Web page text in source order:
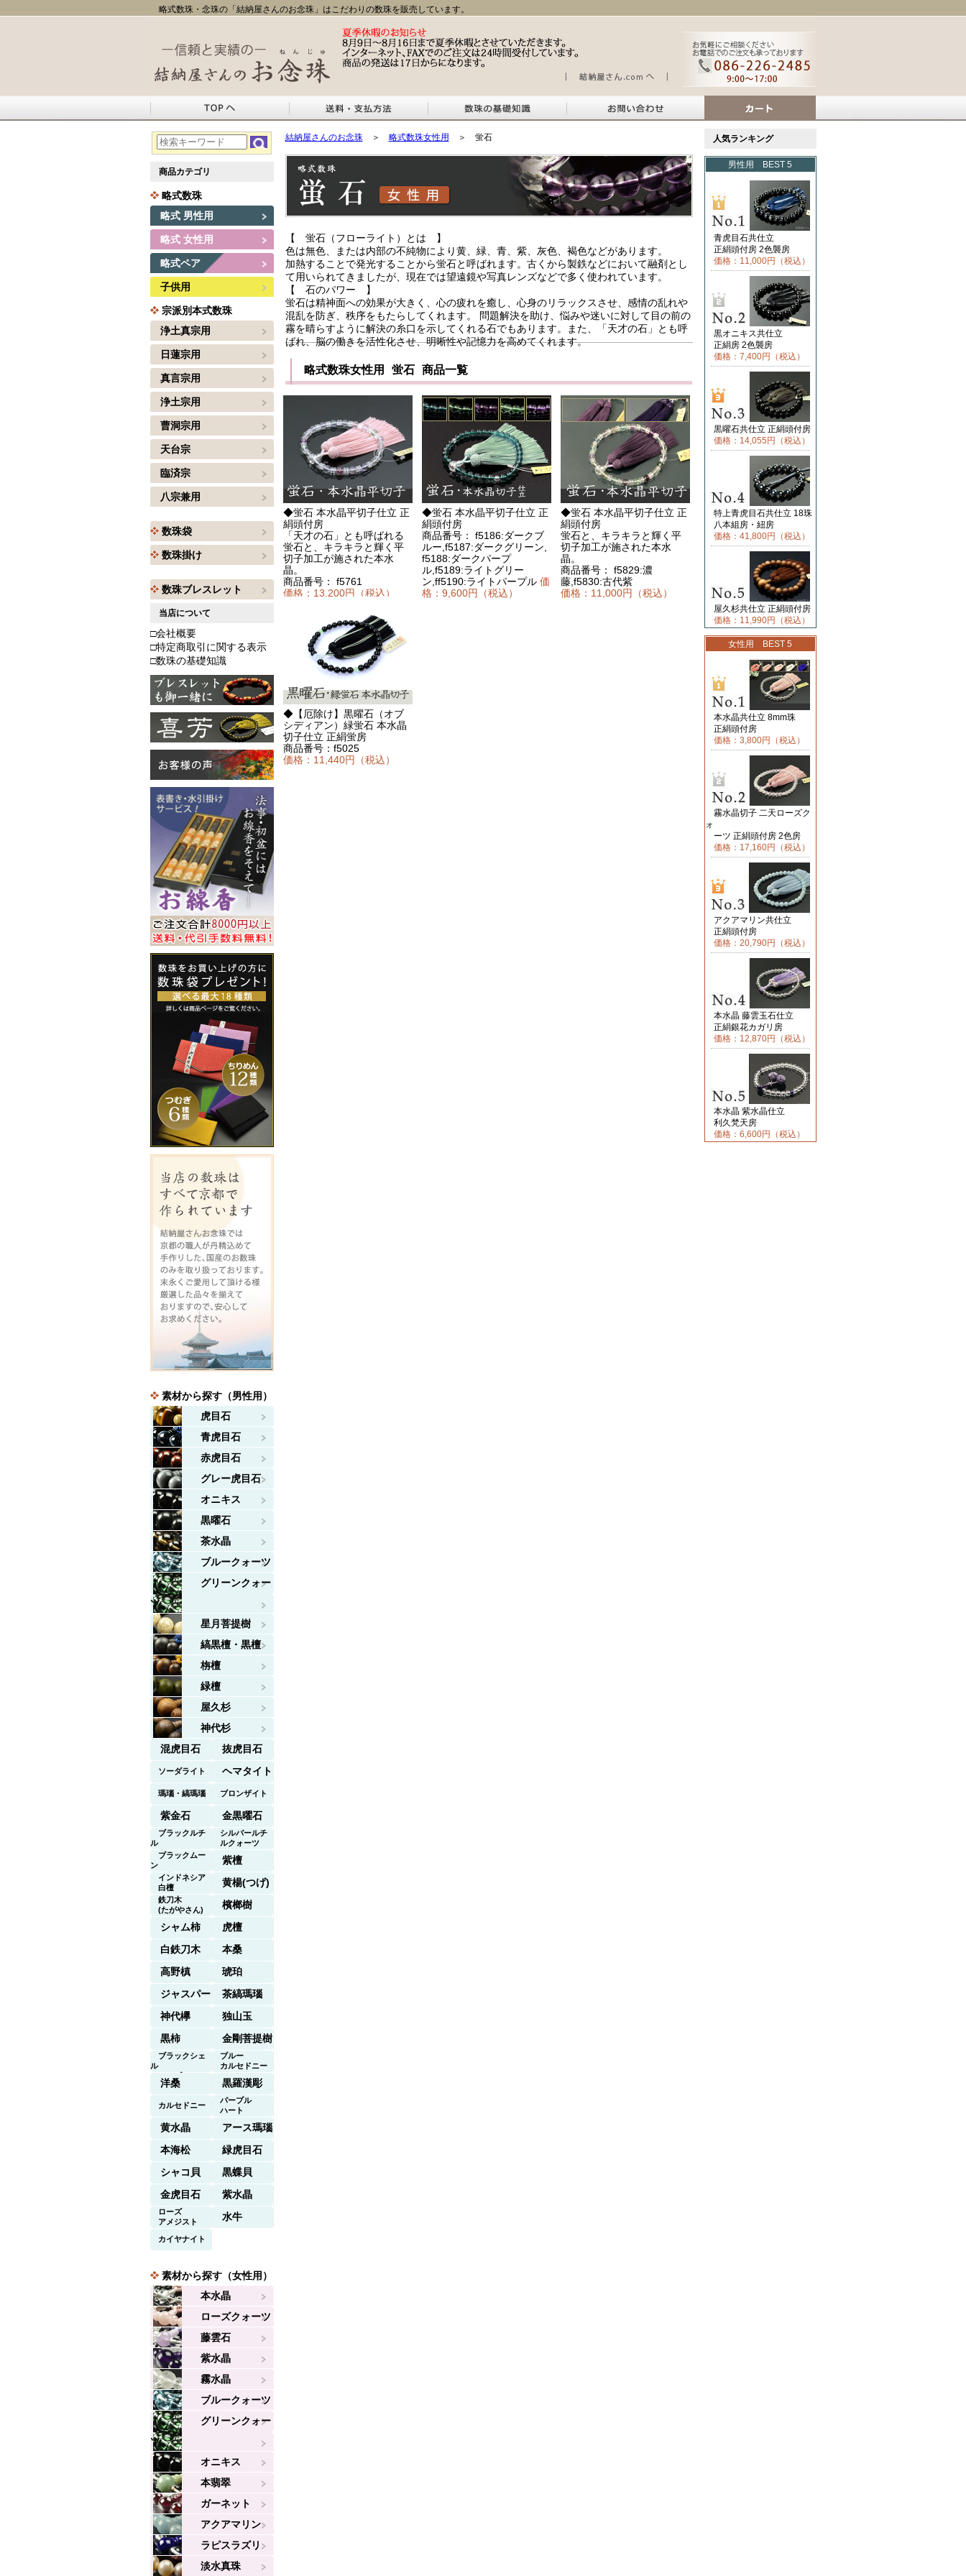
略式数珠・念珠の「結納屋さんのお念珠」はこだわりの数珠を販売しています。
結納屋さんのお念珠＞ 略式数珠女性用 ＞ 蛍石
【 蛍石（フローライト）とは 】
色は無色、または内部の不純物により黄、緑、青、紫、灰色、褐色などがあります。
加熱することで発光することから蛍石と呼ばれます。古くから製鉄などにおいて融剤とし
て用いられてきましたが、現在では望遠鏡や写真レンズなどで多く使われています。
【 石のパワー 】
蛍石は精神面への効果が大きく、心の疲れを癒し、心身のリラックスさせ、感情の乱れや
混乱を防ぎ、秩序をもたらしてくれます。 問題解決を助け、悩みや迷いに対して目の前の
霧を晴らすように解決の糸口を示してくれる石でもあります。また、「天才の石」とも呼
ばれ、脳の働きを活性化させ、明晰性や記憶力を高めてくれます。
略式数珠女性用 蛍石 商品一覧
◆蛍石 本水晶平切子仕立 正
絹頭付房
「天才の石」とも呼ばれる
蛍石と、キラキラと輝く平
切子加工が施された本水
晶。
商品番号： f5761
価格：13,200円（税込）
◆蛍石 本水晶平切子仕立 正
絹頭付房
商品番号： f5186:ダークブ
ルー,f5187:ダークグリーン,
f5188:ダークパープ
ル,f5189:ライトグリー
ン,ff5190:ライトパープル 価
格：9,600円（税込）
◆蛍石 本水晶平切子仕立 正
絹頭付房
蛍石と、キラキラと輝く平
切子加工が施された本水
晶。
商品番号： f5829:濃
藤,f5830:古代紫
価格：11,000円（税込）
◆【厄除け】黒曜石（オブ
シディアン）緑蛍石 本水晶
切子仕立 正絹蛍房
商品番号：f5025
価格：11,440円（税込）
商品カテゴリ
略式数珠
略式 男性用
略式 女性用
略式ペア
子供用
宗派別本式数珠
浄土真宗用
日蓮宗用
真言宗用
浄土宗用
曹洞宗用
天台宗
臨済宗
八宗兼用
数珠袋
数珠掛け
数珠ブレスレット
当店について
□会社概要
□特定商取引に関する表示
□数珠の基礎知識
素材から探す（男性用）
虎目石
青虎目石
赤虎目石
グレー虎目石
オニキス
黒曜石
茶水晶
ブルークォーツ
グリーンクォー
ツ
星月菩提樹
縞黒檀・黒檀
栴檀
緑檀
屋久杉
神代杉
混虎目石
抜虎目石
ソーダライト ヘマタイト
瑪瑙・縞瑪瑙 ブロンザイト
紫金石 金黒曜石
ブラックルチ
ル
クォーツ
シルバールチ
ルクォーツ
ブラックムー
ン
ストーン
紫檀
インドネシア
白檀
黄楊(つげ)
鉄刀木
(たがやさん)
檳榔樹
シャム柿
虎檀
白鉄刀木
本桑
高野槙
琥珀
ジャスパー
茶縞瑪瑙
神代欅
独山玉
黒柿
金剛菩提樹
ブラックシェ
ル
マーブル
ブルー
カルセドニー
洋桑 黒羅漢彫
カルセドニー
パープル
ハート
黄水晶
アース瑪瑙
本海松
緑虎目石
シャコ貝
黒蝶貝
金虎目石
紫水晶
ローズ
アメジスト
水牛
カイヤナイト
素材から探す（女性用）
本水晶
ローズクォーツ
藤雲石
紫水晶
霧水晶
ブルークォーツ
グリーンクォー
ツ
オニキス
本翡翠
ガーネット
アクアマリン
ラピスラズリ
淡水真珠
人気ランキング
男性用 BEST 5
青虎目石共仕立
正絹頭付房 2色襲房
価格：11,000円（税込）
黒オニキス共仕立
正絹房 2色襲房
価格：7,400円（税込）
黒曜石共仕立 正絹頭付房
価格：14,055円（税込）
特上青虎目石共仕立 18珠
八本組房・紐房
価格：41,800円（税込）
屋久杉共仕立 正絹頭付房
価格：11,990円（税込）
女性用 BEST 5
本水晶共仕立 8mm珠
正絹頭付房
価格：3,800円（税込）
霧水晶切子 二天ローズク
ォ
ーツ 正絹頭付房 2色房
価格：17,160円（税込）
アクアマリン共仕立
正絹頭付房
価格：20,790円（税込）
本水晶 藤雲玉石仕立
正絹銀花カガリ房
価格：12,870円（税込）
本水晶 紫水晶仕立
利久梵天房
価格：6,600円（税込）